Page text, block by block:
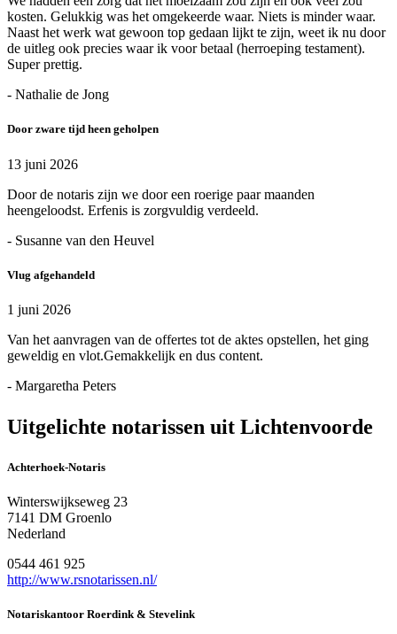
kosten. Gelukkig was het omgekeerde waar. Niets is minder waar.
Naast het werk wat gewoon top gedaan lijkt te zijn, weet ik nu door
de uitleg ook precies waar ik voor betaal (herroeping testament).
Super prettig.
- Nathalie de Jong
Door zware tijd heen geholpen
13 juni 2026
Door de notaris zijn we door een roerige paar maanden
heengeloodst. Erfenis is zorgvuldig verdeeld.
- Susanne van den Heuvel
Vlug afgehandeld
1 juni 2026
Van het aanvragen van de offertes tot de aktes opstellen, het ging
geweldig en vlot.Gemakkelijk en dus content.
- Margaretha Peters
Uitgelichte notarissen uit Lichtenvoorde
Achterhoek-Notaris
Winterswijkseweg 23
7141 DM Groenlo
Nederland
0544 461 925
http://www.rsnotarissen.nl/
Notariskantoor Roerdink & Stevelink